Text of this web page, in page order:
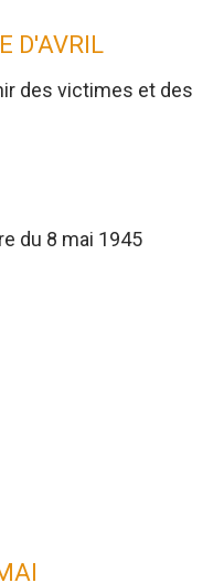
D'AVRIL
des victimes et des
du 8 mai 1945